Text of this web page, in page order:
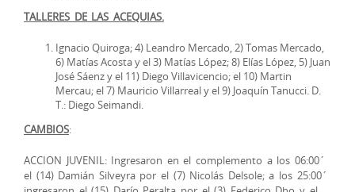
TALLERES DE LAS ACEQUIAS.
Ignacio Quiroga; 4) Leandro Mercado, 2) Tomas Mercado,
6) Matías Acosta y el 3) Matías López; 8) Elías López, 5) Juan
José Sáenz y el 11) Diego Villavicencio; el 10) Martin
Mercau; el 7) Mauricio Villarreal y el 9) Joaquín Tanucci. D.
T.: Diego Seimandi.
CAMBIOS:
ACCION JUVENIL: Ingresaron en el complemento a los 06:00´
el (14) Damián Silveyra por el (7) Nicolás Delsole; a los 25:00´